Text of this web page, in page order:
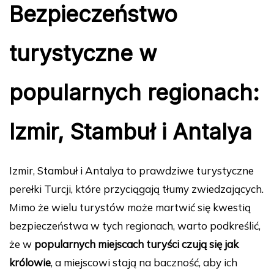
Bezpieczeństwo
turystyczne w
popularnych regionach:
Izmir, Stambuł i Antalya
Izmir, Stambuł i Antalya to prawdziwe turystyczne
perełki Turcji, które przyciągają tłumy zwiedzających.
Mimo że wielu turystów może martwić się kwestią
bezpieczeństwa w tych regionach, warto podkreślić,
że w popularnych miejscach turyści czują się jak
królowie, a miejscowi stają na baczność, aby ich